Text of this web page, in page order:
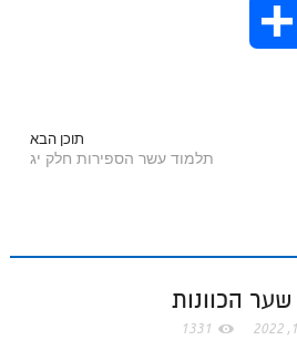
תוכן הבא
תלמוד עשר הספירות חלק יג
הכוונות
1331